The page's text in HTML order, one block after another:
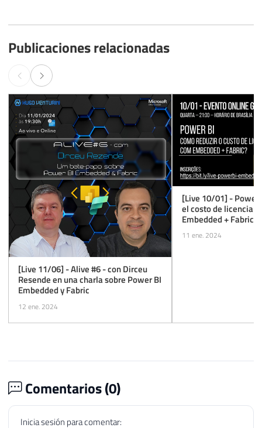
Publicaciones relacionadas
[Live 11/06] - Alive #6 - con Dirceu
Resende en una charla sobre Power BI
Embedded y Fabric
12 ene. 2024
[Live 10/01] - Power
el costo de
Embedded + Fabric?
11 ene. 2024
Comentarios (0)
Inicia sesión para comentar: